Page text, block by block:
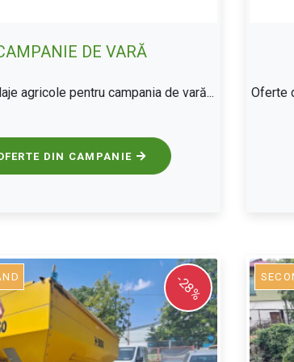
DE VARĂ
agricole pentru campania de vară...
DIN CAMPANIE
Oferte
-28%